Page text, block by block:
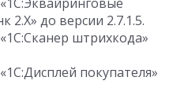
2.Х» до версии 2.7.1.5.
штрихкода»
покупателя»